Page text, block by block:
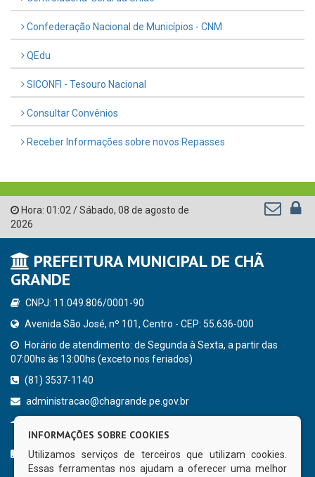
Confederação Nacional de Municípios - CNM
QEdu
SICONFI - Tesouro Nacional
Consultar Convênios
Receber Informações sobre novos Repasses
Hora: 01:02 /Sábado, 08 de agosto de
2026
PREFEITURA MUNICIPAL DE CHÃ
GRANDE
CNPJ: 11.049.806/0001-90
Avenida São José, nº 101, Centro - CEP: 55.636-000
Horário de atendimento: de Segunda à Sexta, a partir das
07:00hs às 13:00hs (exceto nos feriados)
(81) 3537-1140
administracao@chagrande.pe.gov.br
CURTA NOSSA FAN PAGE
INFORMAÇÕES SOBRE COOKIES
Utilizamos serviços de terceiros que utilizam cookies.
Essas ferramentas nos ajudam a oferecer uma melhor